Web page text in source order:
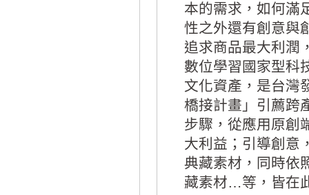
本的需求，如何滿
性之外還有創意與
追求商品最大利潤
數位學習國家型科
文化資產，是台灣
橋接計畫」引薦跨
步驟，從應用原創
大利益；引導創意
典藏素材，同時依
藏素材…等，皆在